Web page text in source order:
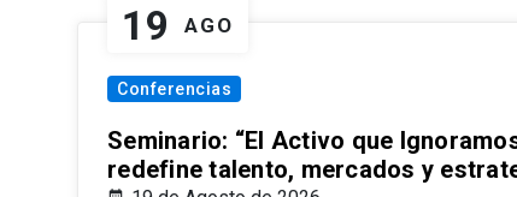
19 AGO
Conferencias
Seminario: “El Activo que
redefine talento, mercados y